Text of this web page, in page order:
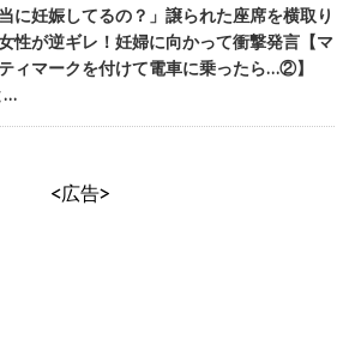
当に妊娠してるの？」譲られた座席を横取り
性が逆ギレ！妊婦に向かって衝撃発言【マ
ィマークを付けて電車に乗ったら…②】
…
<広告>